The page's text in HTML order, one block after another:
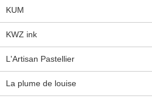
KUM
KWZ ink
L'Artisan Pastellier
La plume de louise